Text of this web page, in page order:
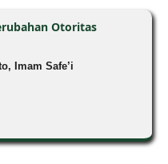
Otoritas
Imam Safe’i